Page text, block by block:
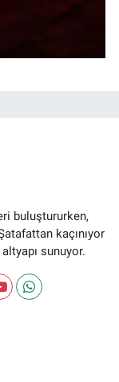
buluştururken,
kaçınıyor
sunuyor.